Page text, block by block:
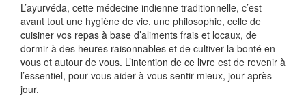
L’ayurvéda, cette médecine indienne traditionnelle, c’est
avant tout une hygiène de vie, une philosophie, celle de
cuisiner vos repas à base d’aliments frais et locaux, de
dormir à des heures raisonnables et de cultiver la bonté en
vous et autour de vous. L’intention de ce livre est de revenir à
l’essentiel, pour vous aider à vous sentir mieux, jour après
jour.